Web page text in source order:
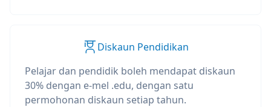
Diskaun Pendidikan
Pelajar dan pendidik boleh mendapat diskaun
30% dengan e-mel .edu, dengan satu
permohonan diskaun setiap tahun.